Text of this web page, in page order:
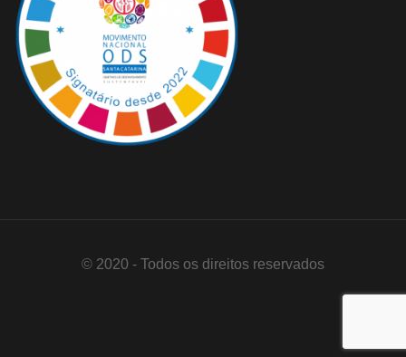
© 2020 - Todos os direitos reservados